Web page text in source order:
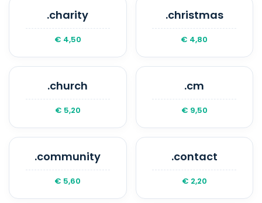
.charity
€ 4,50
.christmas
€ 4,80
.church
€ 5,20
.cm
€ 9,50
.community
€ 5,60
.contact
€ 2,20